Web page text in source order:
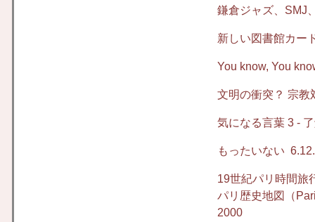
鎌倉ジャズ、SMJ
新しい図書館カー
You know, You
文明の衝突？ 宗教
気になる言葉 3 -
もったいない
19世紀パリ時間旅
パリ歴史地図（
2000